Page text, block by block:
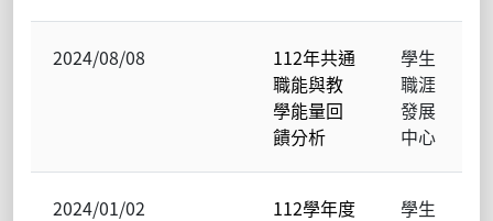
2024/08/08
112年共通
職能與教
學能量回
饋分析
學生
職涯
發展
中心
2024/01/02
112學年度
學生